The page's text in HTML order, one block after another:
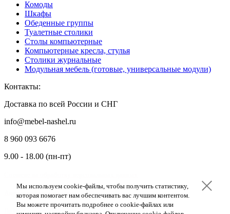
Мы используем cookie-файлы, чтобы получить статистику,
которая помогает нам обеспечивать вас лучшим контентом.
Вы можете прочитать подробнее о cookie-файлах или
Комоды
Шкафы
Обеденные группы
Туалетные столики
Столы компьютерные
Компьютерные кресла, стулья
Столики журнальные
Модульная мебель (готовые, универсальные модули)
Контакты:
Доставка по всей России и СНГ
info@mebel-nashel.ru
8 960 093 6676
9.00 - 18.00 (пн-пт)
Адреса пунктов выдачи
Примерная стоимость доставки по регионам
Мы используем cookie-файлы, чтобы получить статистику,
которая помогает нам обеспечивать вас лучшим контентом.
Вы можете прочитать подробнее о cookie-файлах или
Мы используем cookie-файлы, чтобы получить статистику,
которая помогает нам обеспечивать вас лучшим контентом.
Вы можете прочитать подробнее о cookie-файлах или